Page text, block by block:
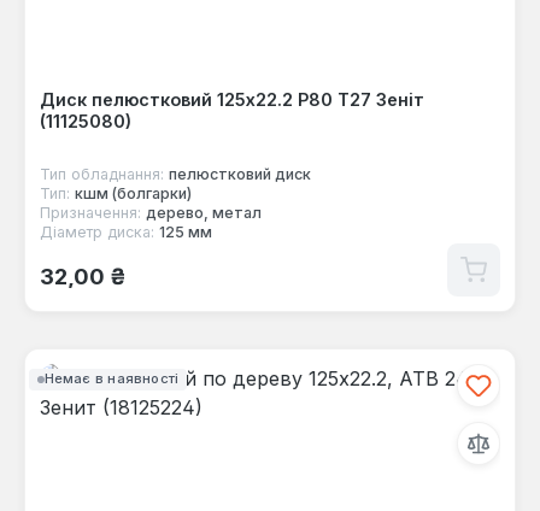
Диск пелюстковий 125x22.2 Р80 Т27 Зеніт
(11125080)
Тип обладнання: пелюстковий диск
Тип: кшм (болгарки)
Призначення: дерево, метал
Діаметр диска: 125 мм
Звичайна ціна:
32,00 ₴
Немає в наявності